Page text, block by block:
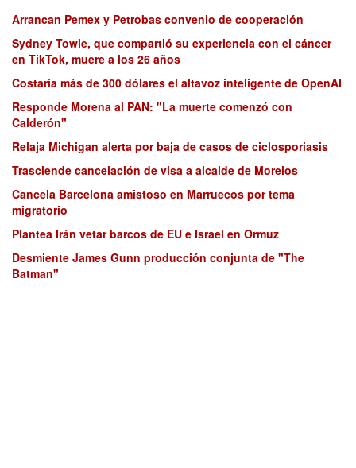
Arrancan Pemex y Petrobas convenio de cooperación
Sydney Towle, que compartió su experiencia con el cáncer
en TikTok, muere a los 26 años
Costaría más de 300 dólares el altavoz inteligente de OpenAI
Responde Morena al PAN: "La muerte comenzó con
Calderón"
Relaja Michigan alerta por baja de casos de ciclosporiasis
Trasciende cancelación de visa a alcalde de Morelos
Cancela Barcelona amistoso en Marruecos por tema
migratorio
Plantea Irán vetar barcos de EU e Israel en Ormuz
Desmiente James Gunn producción conjunta de "The
Batman"